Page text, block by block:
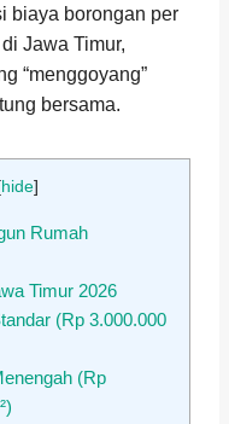
biaya borongan per
Jawa Timur,
“menggoyang”
bersama.
[hide]
Rumah
Timur 2026
(Rp 3.000.000
(Rp